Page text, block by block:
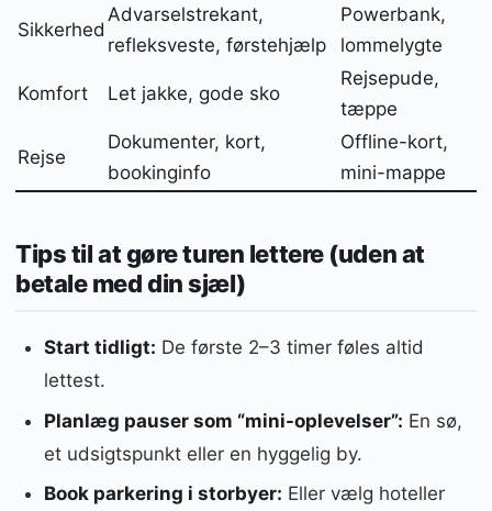
Sikkerhed
Advarselstrekant,
refleksveste, førstehjælp
Powerbank,
lommelygte
Komfort Let jakke, gode sko
Rejsepude,
tæppe
Rejse
Dokumenter, kort,
bookinginfo
Offline-kort,
mini-mappe
Tips til at gøre turen lettere (uden at
betale med din sjæl)
Start tidligt: De første 2–3 timer føles altid
lettest.
Planlæg pauser som “mini-oplevelser”: En sø,
et udsigtspunkt eller en hyggelig by.
Book parkering i storbyer: Eller vælg hoteller